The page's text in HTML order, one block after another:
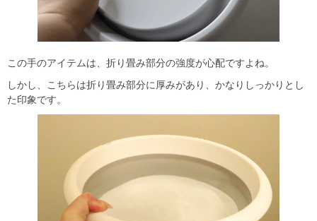
この手のアイテムは、折り畳み部分の強度が心配ですよね。
しかし、こちらは折り畳み部分に厚みがあり、かなりしっかりとし
た印象です。